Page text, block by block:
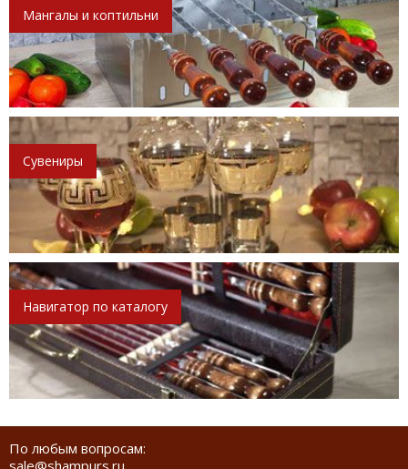
Мангалы и коптильни
Сувениры
Навигатор по каталогу
По любым вопросам:
sale@shampurs.ru